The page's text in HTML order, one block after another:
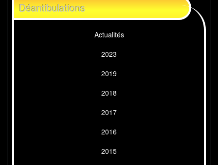
Déantibulations
Actualités
2023
2019
2018
2017
2016
2015